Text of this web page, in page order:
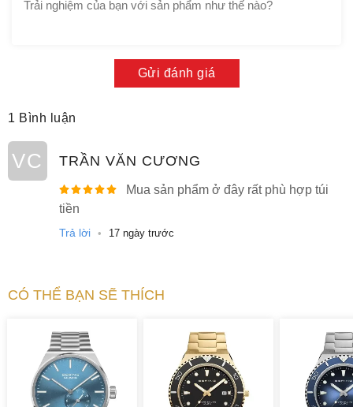
Gửi đánh giá
1 Bình luận
VC TRẦN VĂN CƯƠNG
Mua sản phẩm ở đây rất phù hợp túi
tiền
Trả lời • 17 ngày trước
CÓ THỂ BẠN SẼ THÍCH